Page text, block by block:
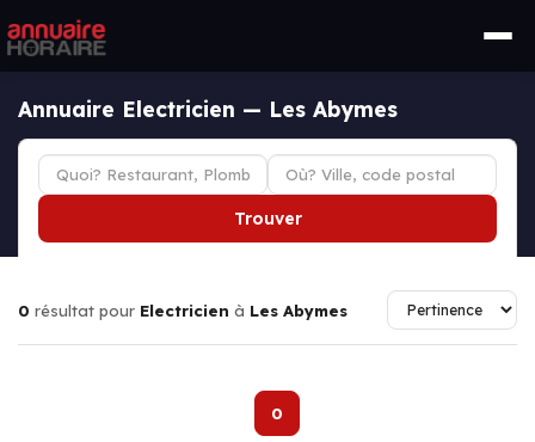
Annuaire Electricien — Les Abymes
Trouver
0 résultat pour Electricien à Les Abymes
0